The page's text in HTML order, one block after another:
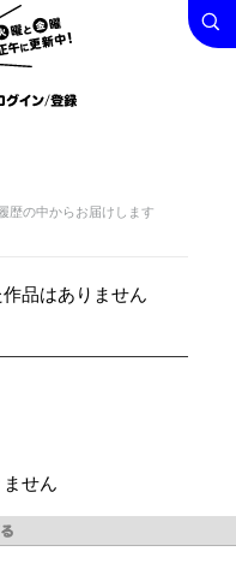
曜と
曜正
に更
中！
グイン /
録
検索
歴の中からお届けします
品はありません
せん